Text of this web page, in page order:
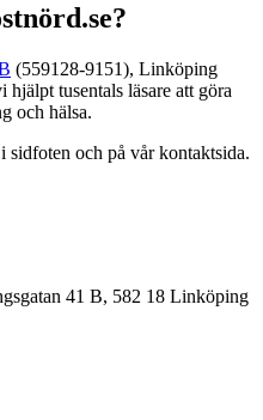
(559128-9151), Linköping
hjälpt tusentals läsare att göra
och hälsa.
sidfoten och på vår kontaktsida.
41 B, 582 18 Linköping